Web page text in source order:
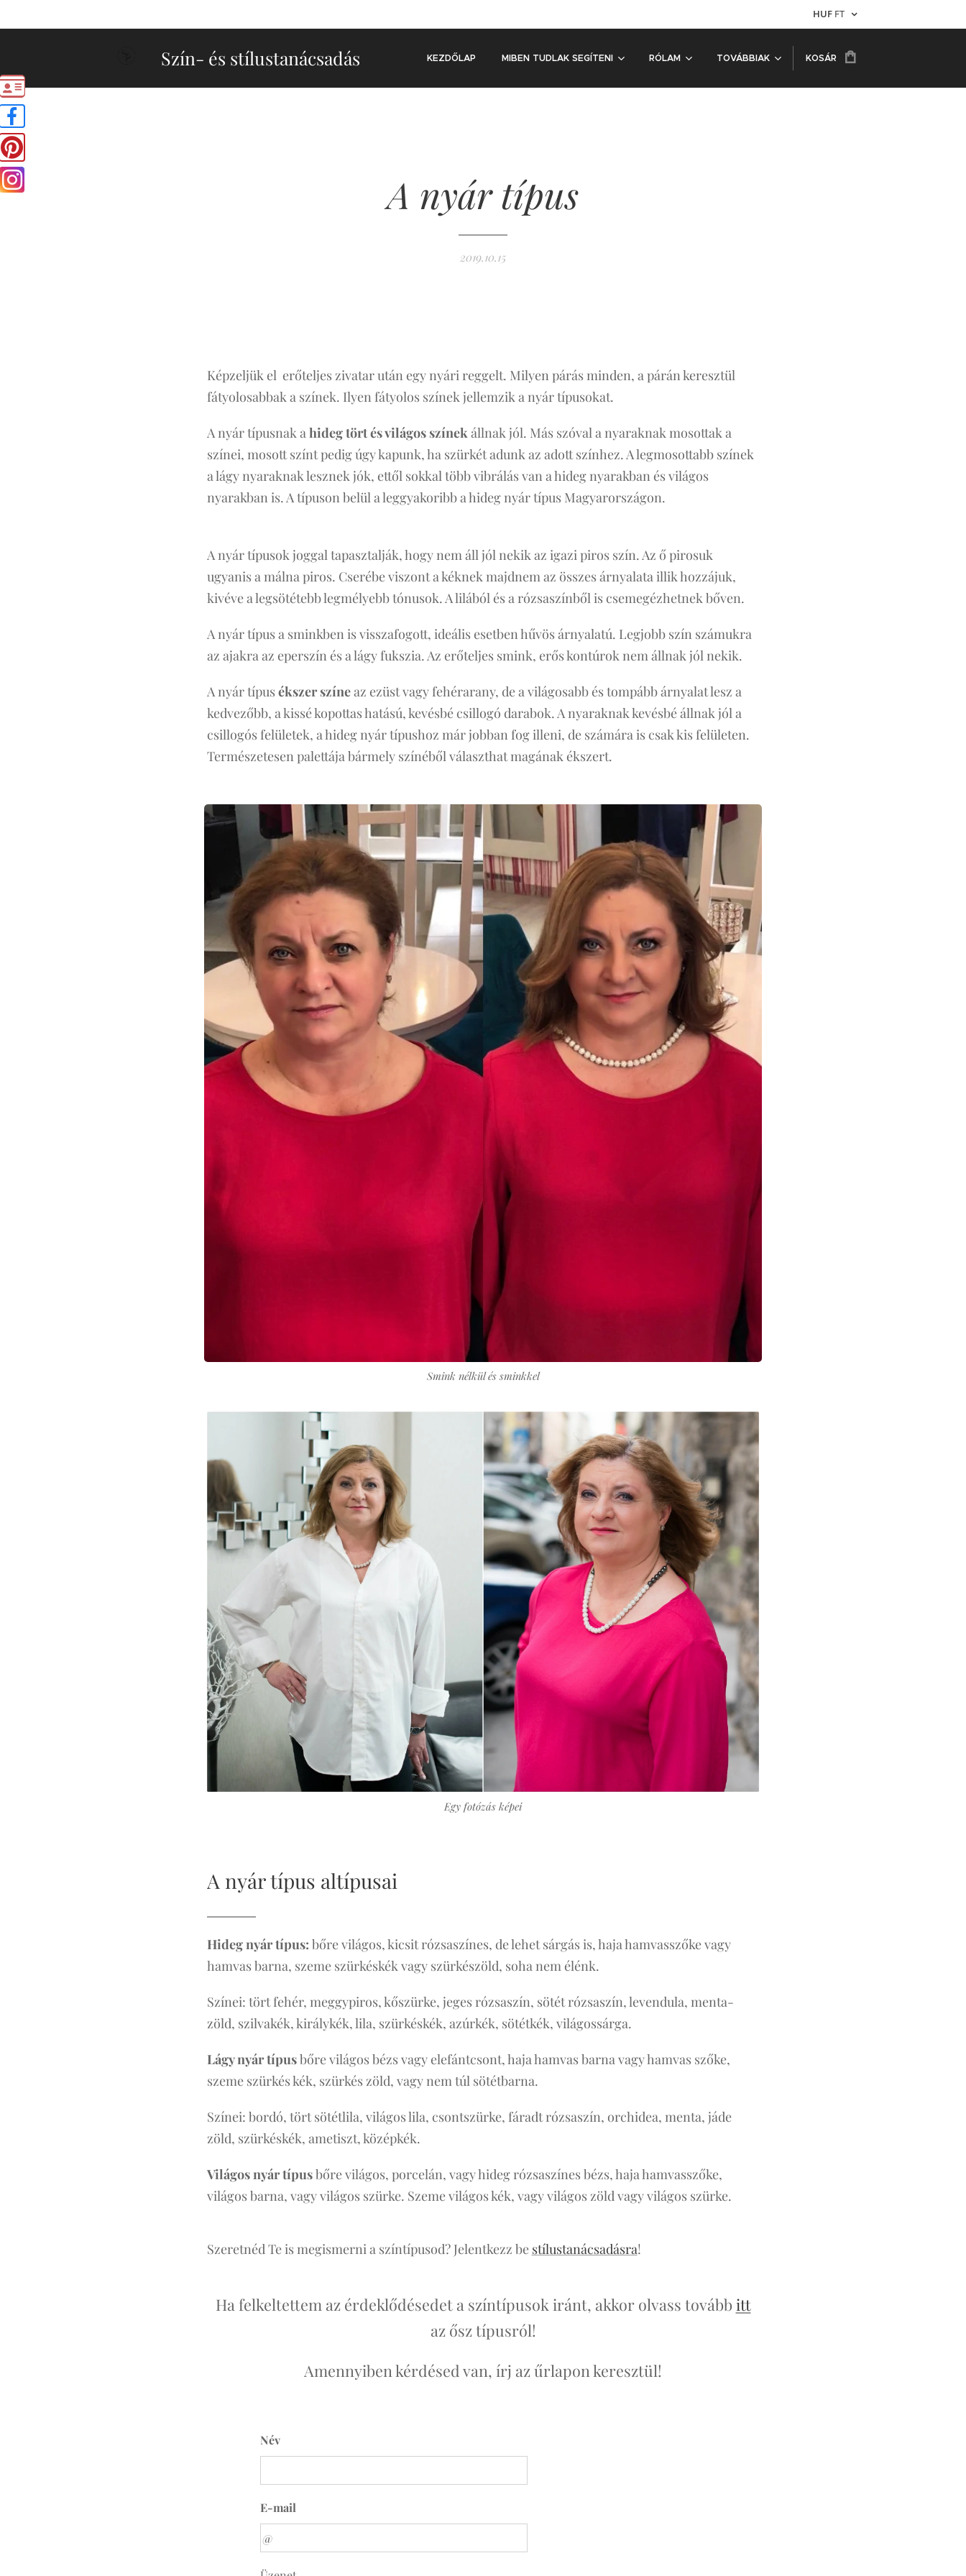
HUF FT
Szín- és stílustanácsadás KEZDŐLAP MIBEN TUDLAK SEGÍTENI RÓLAM TOVÁBBIAK KOSÁR
A nyár típus
2019.10.15
Képzeljük el erőteljes zivatar után egy nyári reggelt. Milyen párás minden, a párán keresztül
fátyolosabbak a színek. Ilyen fátyolos színek jellemzik a nyár típusokat.
A nyár típusnak ahideg tört és világos színekállnak jól. Más szóval a nyaraknak mosottak a
színei, mosott színt pedig úgy kapunk, ha szürkét adunk az adott színhez. A legmosottabb színek
a lágy nyaraknak lesznek jók, ettől sokkal több vibrálás van a hideg nyarakban és világos
nyarakban is. A típuson belül a leggyakoribb a hideg nyár típus Magyarországon.
A nyár típusok joggal tapasztalják, hogy nem áll jól nekik az igazi piros szín. Az ő pirosuk
ugyanis a málna piros. Cserébe viszont a kéknek majdnem az összes árnyalata illik hozzájuk,
kivéve a legsötétebb legmélyebb tónusok. A lilából és a rózsaszínből is csemegézhetnek bőven.
A nyár típus a sminkben is visszafogott, ideális esetben hűvös árnyalatú. Legjobb szín számukra
az ajakra az eperszín és a lágy fukszia. Az erőteljes smink, erős kontúrok nem állnak jól nekik.
A nyár típusékszer színeaz ezüst vagy fehérarany, de a világosabb és tompább árnyalat lesz a
kedvezőbb, a kissé kopottas hatású, kevésbé csillogó darabok. A nyaraknak kevésbé állnak jól a
csillogós felületek, a hideg nyár típushoz már jobban fog illeni, de számára is csak kis felületen.
Természetesen palettája bármely színéből választhat magának ékszert.
Smink nélkül és sminkkel
Egy fotózás képei
A nyár típus altípusai
Hideg nyár típus: bőre világos, kicsit rózsaszínes, de lehet sárgás is, haja hamvasszőke vagy
hamvas barna, szeme szürkéskék vagy szürkészöld, soha nem élénk.
Színei: tört fehér, meggypiros, kőszürke, jeges rózsaszín, sötét rózsaszín, levendula, menta-
zöld, szilvakék, királykék, lila, szürkéskék, azúrkék, sötétkék, világossárga.
Lágy nyár típusbőre világos bézs vagy elefántcsont, haja hamvas barna vagy hamvas szőke,
szeme szürkés kék, szürkés zöld, vagy nem túl sötétbarna.
Színei: bordó, tört sötétlila, világos lila, csontszürke, fáradt rózsaszín, orchidea, menta, jáde
zöld, szürkéskék, ametiszt, középkék.
Világos nyár típusbőre világos, porcelán, vagy hideg rózsaszínes bézs, haja hamvasszőke,
világos barna, vagy világos szürke. Szeme világos kék, vagy világos zöld vagy világos szürke.
Szeretnéd Te is megismerni a színtípusod? Jelentkezz be stílustanácsadásra!
Ha felkeltettem az érdeklődésedet a színtípusok iránt, akkor olvass tovább itt
az ősz típusról!
Amennyiben kérdésed van, írj az űrlapon keresztül!
Név
E-mail